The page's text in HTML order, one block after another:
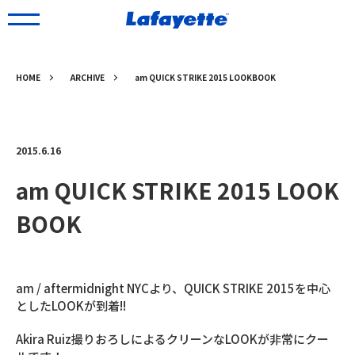
HOME ARCHIVE am QUICK STRIKE 2015 LOOKBOOK
2015.6.16
am QUICK STRIKE 2015 LOOK
BOOK
am / aftermidnight NYCより、QUICK STRIKE 2015を中心
としたLOOKが到着!!
Akira Ruiz撮りおろしによるクリーンなLOOKが非常にクー